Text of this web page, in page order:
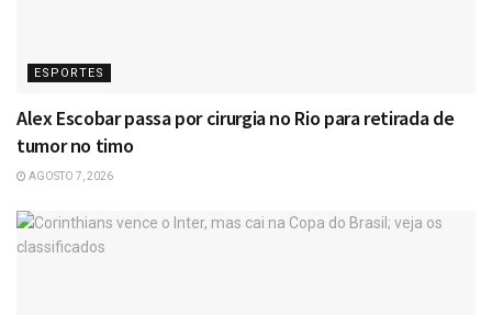
ESPORTES
Alex Escobar passa por cirurgia no Rio para retirada de
tumor no timo
AGOSTO 7, 2026